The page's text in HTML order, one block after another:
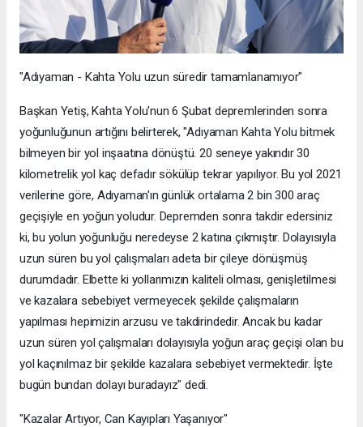
"Adıyaman - Kahta Yolu uzun süredir tamamlanamıyor"
Başkan Yetiş, Kahta Yolu'nun 6 Şubat depremlerinden sonra
yoğunluğunun artığını belirterek, "Adıyaman Kahta Yolu bitmek
bilmeyen bir yol inşaatına dönüştü. 20 seneye yakındır 30
kilometrelik yol kaç defadır sökülüp tekrar yapılıyor. Bu yol 2021
verilerine göre, Adıyaman'ın günlük ortalama 2 bin 300 araç
geçişiyle en yoğun yoludur. Depremden sonra takdir edersiniz
ki, bu yolun yoğunluğu neredeyse 2 katına çıkmıştır. Dolayısıyla
uzun süren bu yol çalışmaları adeta bir çileye dönüşmüş
durumdadır. Elbette ki yollarımızın kaliteli olması, genişletilmesi
ve kazalara sebebiyet vermeyecek şekilde çalışmaların
yapılması hepimizin arzusu ve takdirindedir. Ancak bu kadar
uzun süren yol çalışmaları dolayısıyla yoğun araç geçişi olan bu
yol kaçınılmaz bir şekilde kazalara sebebiyet vermektedir. İşte
bugün bundan dolayı buradayız" dedi.
"Kazalar Artıyor, Can Kayıpları Yaşanıyor"